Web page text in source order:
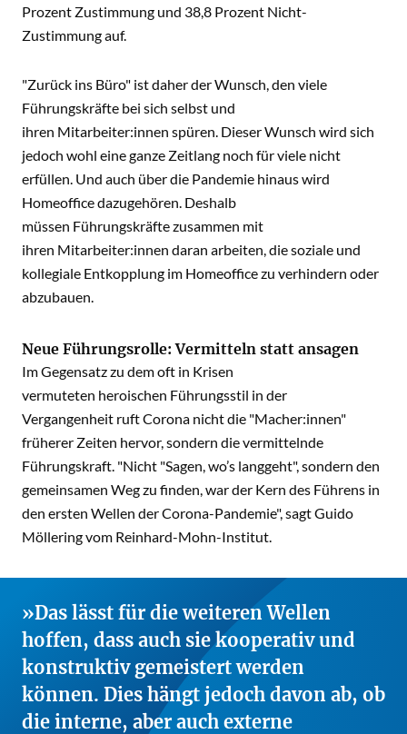
Prozent Zustimmung und 38,8 Prozent Nicht-
Zustimmung auf.
"Zurück ins Büro" ist daher der Wunsch, den viele
Führungskräfte bei sich selbst und
ihren Mitarbeiter:innen spüren. Dieser Wunsch wird sich
jedoch wohl eine ganze Zeitlang noch für viele nicht
erfüllen. Und auch über die Pandemie hinaus wird
Homeoffice dazugehören. Deshalb
müssen Führungskräfte zusammen mit
ihren Mitarbeiter:innen daran arbeiten, die soziale und
kollegiale Entkopplung im Homeoffice zu verhindern oder
abzubauen.
Neue Führungsrolle: Vermitteln statt ansagen
Im Gegensatz zu dem oft in Krisen
vermuteten heroischen Führungsstil in der
Vergangenheit ruft Corona nicht die "Macher:innen"
früherer Zeiten hervor, sondern die vermittelnde
Führungskraft. "Nicht "Sagen, wo’s langgeht", sondern den
gemeinsamen Weg zu finden, war der Kern des Führens in
den ersten Wellen der Corona-Pandemie", sagt Guido
Möllering vom Reinhard-Mohn-Institut.
Das lässt für die weiteren Wellen
hoffen, dass auch sie kooperativ und
konstruktiv gemeistert werden
können. Dies hängt jedoch davon ab, ob
die interne, aber auch externe